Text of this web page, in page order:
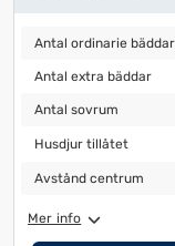
Antal ordinarie
Antal ordinarie bäddar
Antal extra bäddar
Antal extra bäddar
Antal sovrum
Antal sovrum
Husdjur tillåtet
Husdjur tillåtet
Avstånd centrum
Avstånd centrum
Mer info